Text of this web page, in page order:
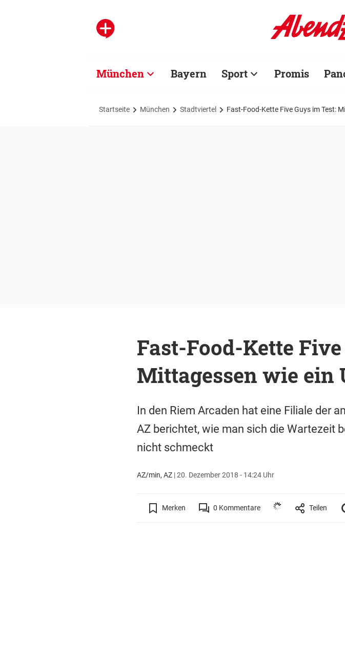
München Bayern Sport Promis
Startseite München Stadtviertel Fast-Food-Kette Five Guys im Test:
Fast-Food-Kette
Mittagessen wie ein
In den Riem Arcaden hat eine Filiale der
AZ berichtet, wie man sich die Wartezeit
nicht schmeckt
AZ/min, AZ|20. Dezember 2018 - 14:24 Uhr
Merken 0 Kommentare Teilen